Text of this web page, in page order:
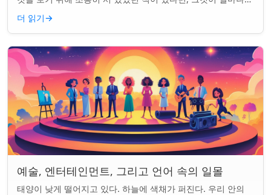
마법 같은 일인지 알 것이다....
더 읽기→
예술, 엔터테인먼트, 그리고 언어 속의 일몰
태양이 낮게 떨어지고 있다. 하늘에 색채가 퍼진다. 우리 안의